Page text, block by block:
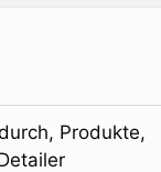
Produkte,